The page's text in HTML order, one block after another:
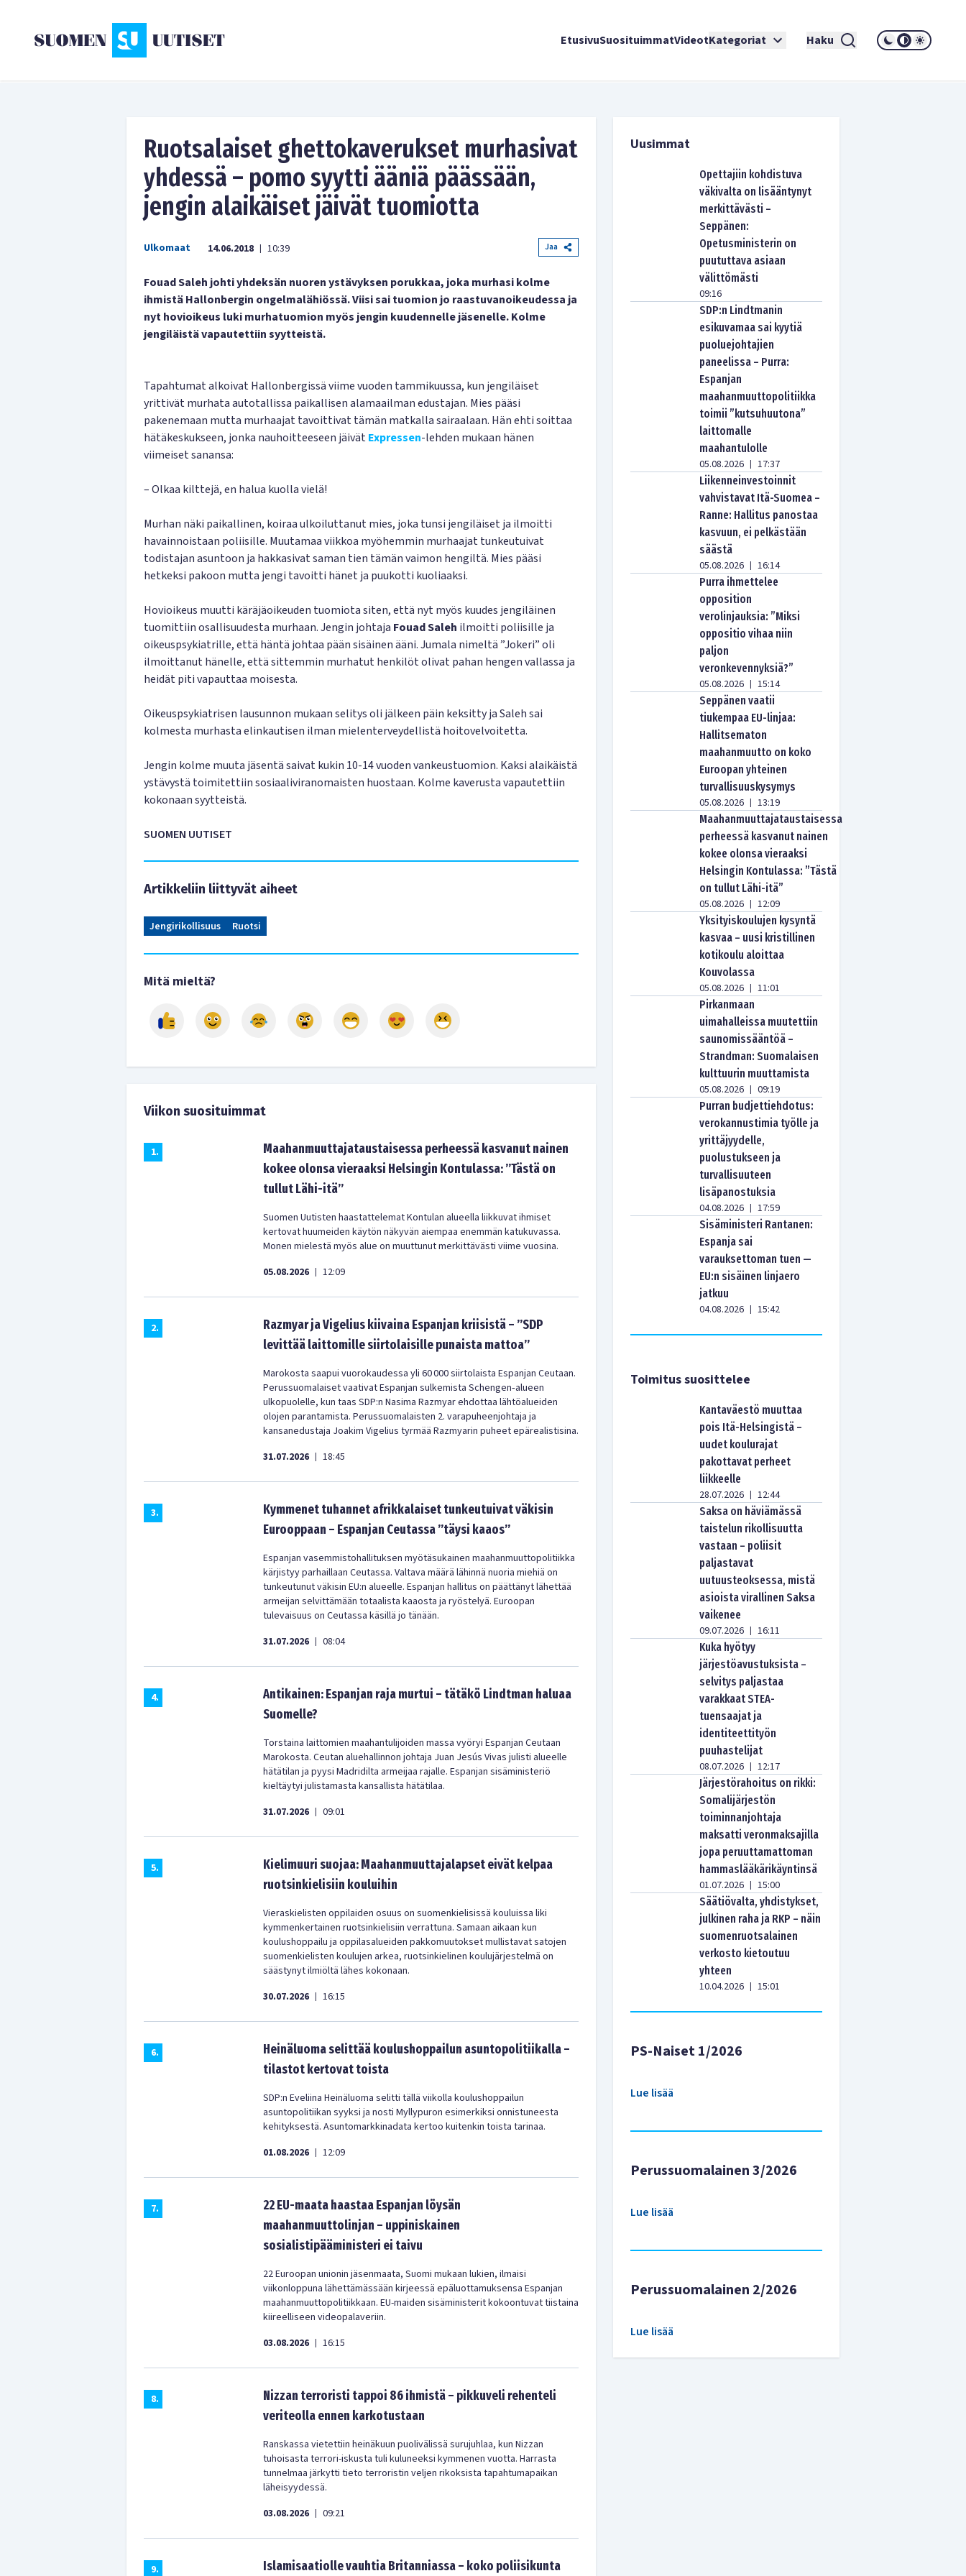
EtusivuSuosituimmatVideotKategoriat Haku
Ruotsalaiset ghettokaverukset murhasivat
yhdessä – pomo syytti ääniä päässään,
jengin alaikäiset jäivät tuomiotta
Ulkomaat 14.06.2018 | 10:39 Jaa
Fouad Saleh johti yhdeksän nuoren ystävyksen porukkaa, joka murhasi kolme
ihmistä Hallonbergin ongelmalähiössä. Viisi sai tuomion jo raastuvanoikeudessa ja
nyt hovioikeus luki murhatuomion myös jengin kuudennelle jäsenelle. Kolme
jengiläistä vapautettiin syytteistä.
Tapahtumat alkoivat Hallonbergissä viime vuoden tammikuussa, kun jengiläiset
yrittivät murhata autotallissa paikallisen alamaailman edustajan. Mies pääsi
pakenemaan mutta murhaajat tavoittivat tämän matkalla sairaalaan. Hän ehti soittaa
hätäkeskukseen, jonka nauhoitteeseen jäivätExpressen-lehden mukaan hänen
viimeiset sanansa:
– Olkaa kilttejä, en halua kuolla vielä!
Murhan näki paikallinen, koiraa ulkoiluttanut mies, joka tunsi jengiläiset ja ilmoitti
havainnoistaan poliisille. Muutamaa viikkoa myöhemmin murhaajat tunkeutuivat
todistajan asuntoon ja hakkasivat saman tien tämän vaimon hengiltä. Mies pääsi
hetkeksi pakoon mutta jengi tavoitti hänet ja puukotti kuoliaaksi.
Hovioikeus muutti käräjäoikeuden tuomiota siten, että nyt myös kuudes jengiläinen
tuomittiin osallisuudesta murhaan. Jengin johtaja Fouad Saleh ilmoitti poliisille ja
oikeuspsykiatrille, että häntä johtaa pään sisäinen ääni. Jumala nimeltä ”Jokeri” oli
ilmoittanut hänelle, että sittemmin murhatut henkilöt olivat pahan hengen vallassa ja
heidät piti vapauttaa moisesta.
Oikeuspsykiatrisen lausunnon mukaan selitys oli jälkeen päin keksitty ja Saleh sai
kolmesta murhasta elinkautisen ilman mielenterveydellistä hoitovelvoitetta.
Jengin kolme muuta jäsentä saivat kukin 10-14 vuoden vankeustuomion. Kaksi alaikäistä
ystävystä toimitettiin sosiaaliviranomaisten huostaan. Kolme kaverusta vapautettiin
kokonaan syytteistä.
SUOMEN UUTISET
Artikkeliin liittyvät aiheet
Jengirikollisuus Ruotsi
Mitä mieltä?
Viikon suosituimmat
1.
Maahanmuuttajataustaisessa perheessä kasvanut nainen
kokee olonsa vieraaksi Helsingin Kontulassa: ”Tästä on
tullut Lähi-itä”
Suomen Uutisten haastattelemat Kontulan alueella liikkuvat ihmiset
kertovat huumeiden käytön näkyvän aiempaa enemmän katukuvassa.
Monen mielestä myös alue on muuttunut merkittävästi viime vuosina.
05.08.2026 | 12:09
2.
Razmyar ja Vigelius kiivaina Espanjan kriisistä – ”SDP
levittää laittomille siirtolaisille punaista mattoa”
Marokosta saapui vuorokaudessa yli 60 000 siirtolaista Espanjan Ceutaan.
Perussuomalaiset vaativat Espanjan sulkemista Schengen‑alueen
ulkopuolelle, kun taas SDP:n Nasima Razmyar ehdottaa lähtöalueiden
olojen parantamista. Perussuomalaisten 2. varapuheenjohtaja ja
kansanedustaja Joakim Vigelius tyrmää Razmyarin puheet epärealistisina.
31.07.2026 | 18:45
3.
Kymmenet tuhannet afrikkalaiset tunkeutuivat väkisin
Eurooppaan – Espanjan Ceutassa ”täysi kaaos”
Espanjan vasemmistohallituksen myötäsukainen maahanmuuttopolitiikka
kärjistyy parhaillaan Ceutassa. Valtava määrä lähinnä nuoria miehiä on
tunkeutunut väkisin EU:n alueelle. Espanjan hallitus on päättänyt lähettää
armeijan selvittämään totaalista kaaosta ja ryöstelyä. Euroopan
tulevaisuus on Ceutassa käsillä jo tänään.
31.07.2026 | 08:04
4.
Antikainen: Espanjan raja murtui – tätäkö Lindtman haluaa
Suomelle?
Torstaina laittomien maahantulijoiden massa vyöryi Espanjan Ceutaan
Marokosta. Ceutan aluehallinnon johtaja Juan Jesús Vivas julisti alueelle
hätätilan ja pyysi Madridilta armeijaa rajalle. Espanjan sisäministeriö
kieltäytyi julistamasta kansallista hätätilaa.
31.07.2026 | 09:01
5.
Kielimuuri suojaa: Maahanmuuttajalapset eivät kelpaa
ruotsinkielisiin kouluihin
Vieraskielisten oppilaiden osuus on suomenkielisissä kouluissa liki
kymmenkertainen ruotsinkielisiin verrattuna. Samaan aikaan kun
koulushoppailu ja oppilasalueiden pakkomuutokset mullistavat satojen
suomenkielisten koulujen arkea, ruotsinkielinen koulujärjestelmä on
säästynyt ilmiöltä lähes kokonaan.
30.07.2026 | 16:15
6.
Heinäluoma selittää koulushoppailun asuntopolitiikalla –
tilastot kertovat toista
SDP:n Eveliina Heinäluoma selitti tällä viikolla koulushoppailun
asuntopolitiikan syyksi ja nosti Myllypuron esimerkiksi onnistuneesta
kehityksestä. Asuntomarkkinadata kertoo kuitenkin toista tarinaa.
01.08.2026 | 12:09
7.
22 EU-maata haastaa Espanjan löysän
maahanmuuttolinjan – uppiniskainen
sosialistipääministeri ei taivu
22 Euroopan unionin jäsenmaata, Suomi mukaan lukien, ilmaisi
viikonloppuna lähettämässään kirjeessä epäluottamuksensa Espanjan
maahanmuuttopolitiikkaan. EU-maiden sisäministerit kokoontuvat tiistaina
kiireelliseen videopalaveriin.
03.08.2026 | 16:15
8.
Nizzan terroristi tappoi 86 ihmistä – pikkuveli rehenteli
veriteolla ennen karkotustaan
Ranskassa vietettiin heinäkuun puolivälissä surujuhlaa, kun Nizzan
tuhoisasta terrori-iskusta tuli kuluneeksi kymmenen vuotta. Harrasta
tunnelmaa järkytti tieto terroristin veljen rikoksista tapahtumapaikan
läheisyydessä.
03.08.2026 | 09:21
9. Islamisaatiolle vauhtia Britanniassa – koko poliisikunta
Uusimmat
Opettajiin kohdistuva
väkivalta on lisääntynyt
merkittävästi –
Seppänen:
Opetusministerin on
puututtava asiaan
välittömästi
09:16
SDP:n Lindtmanin
esikuvamaa sai kyytiä
puoluejohtajien
paneelissa – Purra:
Espanjan
maahanmuuttopolitiikka
toimii ”kutsuhuutona”
laittomalle
maahantulolle
05.08.2026 | 17:37
Liikenneinvestoinnit
vahvistavat Itä-Suomea –
Ranne: Hallitus panostaa
kasvuun, ei pelkästään
säästä
05.08.2026 | 16:14
Purra ihmettelee
opposition
verolinjauksia: ”Miksi
oppositio vihaa niin
paljon
veronkevennyksiä?”
05.08.2026 | 15:14
Seppänen vaatii
tiukempaa EU-linjaa:
Hallitsematon
maahanmuutto on koko
Euroopan yhteinen
turvallisuuskysymys
05.08.2026 | 13:19
Maahanmuuttajataustaisessa
perheessä kasvanut nainen
kokee olonsa vieraaksi
Helsingin Kontulassa: ”Tästä
on tullut Lähi-itä”
05.08.2026 | 12:09
Yksityiskoulujen kysyntä
kasvaa – uusi kristillinen
kotikoulu aloittaa
Kouvolassa
05.08.2026 | 11:01
Pirkanmaan
uimahalleissa muutettiin
saunomissääntöä –
Strandman: Suomalaisen
kulttuurin muuttamista
05.08.2026 | 09:19
Purran budjettiehdotus:
verokannustimia työlle ja
yrittäjyydelle,
puolustukseen ja
turvallisuuteen
lisäpanostuksia
04.08.2026 | 17:59
Sisäministeri Rantanen:
Espanja sai
varauksettoman tuen —
EU:n sisäinen linjaero
jatkuu
04.08.2026 | 15:42
Toimitus suosittelee
Kantaväestö muuttaa
pois Itä-Helsingistä –
uudet koulurajat
pakottavat perheet
liikkeelle
28.07.2026 | 12:44
Saksa on häviämässä
taistelun rikollisuutta
vastaan – poliisit
paljastavat
uutuusteoksessa, mistä
asioista virallinen Saksa
vaikenee
09.07.2026 | 16:11
Kuka hyötyy
järjestöavustuksista –
selvitys paljastaa
varakkaat STEA-
tuensaajat ja
identiteettityön
puuhastelijat
08.07.2026 | 12:17
Järjestörahoitus on rikki:
Somalijärjestön
toiminnanjohtaja
maksatti veronmaksajilla
jopa peruuttamattoman
hammaslääkärikäyntinsä
01.07.2026 | 15:00
Säätiövalta, yhdistykset,
julkinen raha ja RKP – näin
suomenruotsalainen
verkosto kietoutuu
yhteen
10.04.2026 | 15:01
PS-Naiset 1/2026
Lue lisää
Perussuomalainen 3/2026
Lue lisää
Perussuomalainen 2/2026
Lue lisää